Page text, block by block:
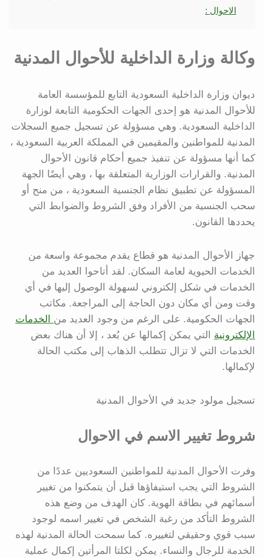
الاحوال :
وكالة وزارة الداخلية للأحوال المدنية
ديوان وزارة الداخلية السعودية التابع للمؤسسة العامة
للأحوال المدنية هو إحدى الجهات الحكومية التابعة لوزارة
الداخلية السعودية. وهي مسؤولة عن تسجيل جميع السجلات
المدنية للمواطنين والمقيمين في المملكة العربية السعودية ،
كما أنها مسؤولة عن تنفيذ جميع أحكام قانون الأحوال
المدنية. والقرارات الوزارية المتعلقة بها ، وهي أيضًا الجهة
المسؤولة عن تطبيق نظام الجنسية السعودية ، من منح أو
سحب الجنسية من الأفراد وفق الشروط والضوابط التي
يحددها القانون.
جهاز الأحوال المدنية هو قطاع يقدم مجموعة واسعة من
الخدمات الحيوية لعامة السكان. لقد أتاحوا العديد من
الخدمات في شكل إلكتروني لسهولة الوصول إليها في أي
وقت ومن أي مكان دون الحاجة إلى المراجعة. مكاتب
الجهات الحكومية. على الرغم من وجود العديد من الخدمات
الإلكترونية التي يمكن إكمالها عن بُعد ، إلا أن هناك بعض
الخدمات التي لا تزال تتطلب الذهاب إلى مكتب الحالة
لإكمالها.
تسجيل مولود جديد في الأحوال المدنية
شروط تغيير الاسم في الاحوال
وفرت الأحوال المدنية للمواطنين السعوديين عددًا من
الشروط التي يجب استيفاؤها قبل أن يتمكنوا من تغيير
أسمائهم في بطاقة الهوية. كان الهدف من وضع هذه
الشروط التأكد من رغبة الشخص في تغيير اسمه لوجود
سبب قوي وحقيقي لتغييره. كما سمحت الحالة المدنية لهذه
الخدمة للرجال والنساء. يمكن لكلتا المرأتين إكمال عملية